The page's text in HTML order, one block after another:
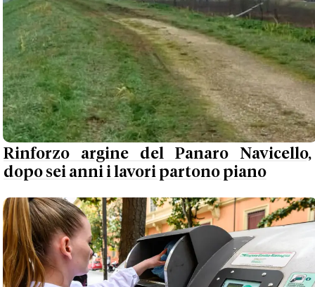
Rinforzo argine del Panaro Navicello,
dopo sei anni i lavori partono piano